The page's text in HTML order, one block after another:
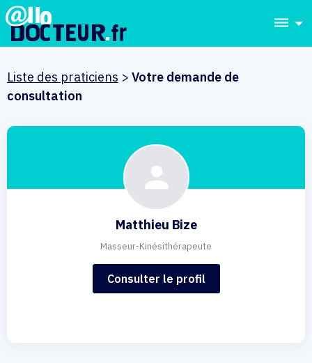
dehaze
Liste des praticiens > Votre demande de
consultation
Matthieu Bize
Masseur-Kinésithérapeute
Consulter le profil